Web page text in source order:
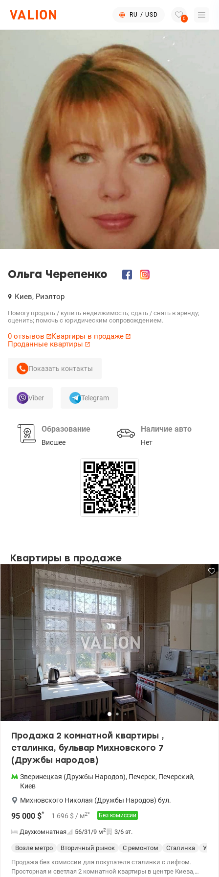
RU / USD
0
Ольга Черепенко
Киев, Риэлтор
Помогу продать / купить недвижимость; сдать / снять в аренду;
оценить; помочь с юридическим сопровождением.
0 отзывов
Квартиры в продаже
Проданные квартиры
Показать контакты
Viber Telegram
Образование
Висшее
Наличие авто
Нет
Квартиры в продаже
Продажа 2 комнатной квартиры ,
сталинка, бульвар Михновского 7
(Дружбы народов)
Зверинецкая (Дружбы Народов), Печерск, Печерский,
Киев
Михновского Николая (Дружбы Народов) бул.
95 000 $* 1 696 $ / м2* Без комиссии
Двухкомнатная 56/31/9 м2 3/6 эт.
Возле метро Вторичный рынок С ремонтом Сталинка
Продажа без комиссии для покупателя сталинки с лифтом.
Просторная и светлая 2 комнатной квартиры в центре Киева,